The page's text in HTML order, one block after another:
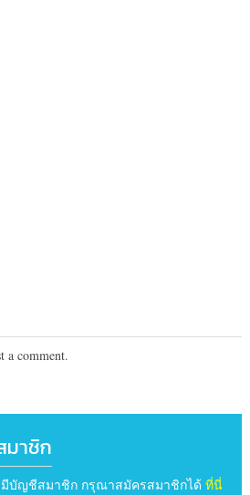
a comment.
มาชิก
มีบัญชีสมาชิก กรุณาสมัครสมาชิกได้ ที่นี่